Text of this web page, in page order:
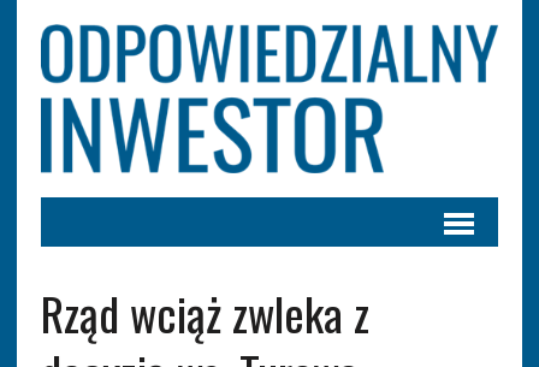
Rząd wciąż zwleka z